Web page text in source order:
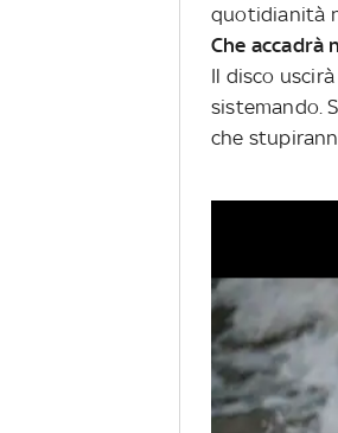
quotidianità
Che accadrà
Il disco
sistemando.
che